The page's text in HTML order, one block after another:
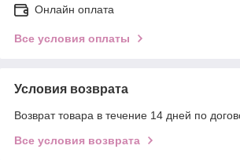
Онлайн оплата
Все условия оплаты
Условия возврата
Возврат товара в течение 14 дней по
Все условия возврата